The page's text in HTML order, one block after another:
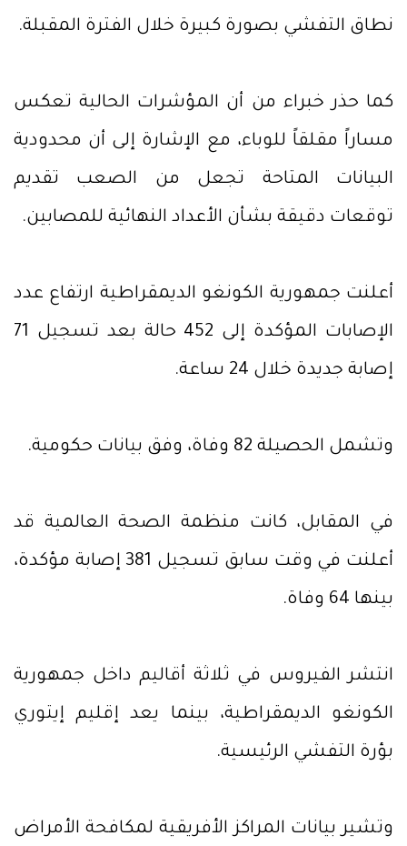
نطاق التفشي بصورة كبيرة خلال الفترة المقبلة.
كما حذر خبراء من أن المؤشرات الحالية تعكس
مساراً مقلقاً للوباء، مع الإشارة إلى أن محدودية
البيانات المتاحة تجعل من الصعب تقديم
توقعات دقيقة بشأن الأعداد النهائية للمصابين.
أعلنت جمهورية الكونغو الديمقراطية ارتفاع عدد
الإصابات المؤكدة إلى 452 حالة بعد تسجيل 71
إصابة جديدة خلال 24 ساعة.
وتشمل الحصيلة 82 وفاة، وفق بيانات حكومية.
في المقابل، كانت منظمة الصحة العالمية قد
أعلنت في وقت سابق تسجيل 381 إصابة مؤكدة،
بينها 64 وفاة.
انتشر الفيروس في ثلاثة أقاليم داخل جمهورية
الكونغو الديمقراطية، بينما يعد إقليم إيتوري
بؤرة التفشي الرئيسية.
وتشير بيانات المراكز الأفريقية لمكافحة الأمراض